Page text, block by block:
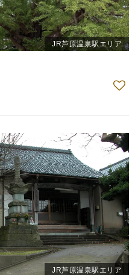
JR芦原温泉駅エリア
JR芦原温泉駅エリア